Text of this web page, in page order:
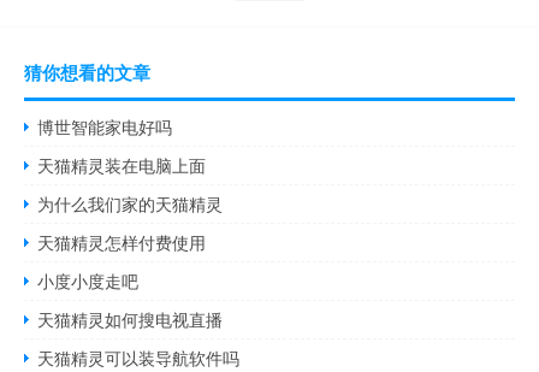
猜你想看的文章
博世智能家电好吗
天猫精灵装在电脑上面
为什么我们家的天猫精灵
天猫精灵怎样付费使用
小度小度走吧
天猫精灵如何搜电视直播
天猫精灵可以装导航软件吗